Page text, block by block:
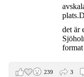
plats.
det är
format
239 3